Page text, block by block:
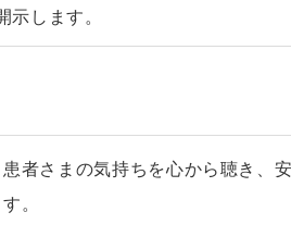
示します。
者さまの気持ちを心から聴き、
。